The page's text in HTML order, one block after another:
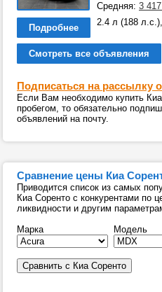
Средняя: 3
Подробнее
2.4 л (188
Смотреть все объявления
Подписаться на рассылку
Если Вам необходимо купить
пробегом, то обязательно
объявлений на почту.
Сравнение цены Киа
Приводится список из самых
Киа Соренто с конкурентами по
ликвидности и другим
Марка
Модель